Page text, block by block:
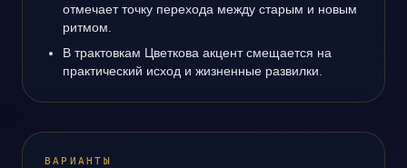
отмечает точку перехода между старым и новым
ритмом.
В трактовкам Цветкова акцент смещается на
практический исход и жизненные развилки.
ВАРИАНТЫ